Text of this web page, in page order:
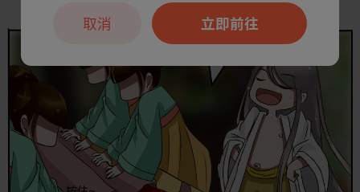
立即前往
取消